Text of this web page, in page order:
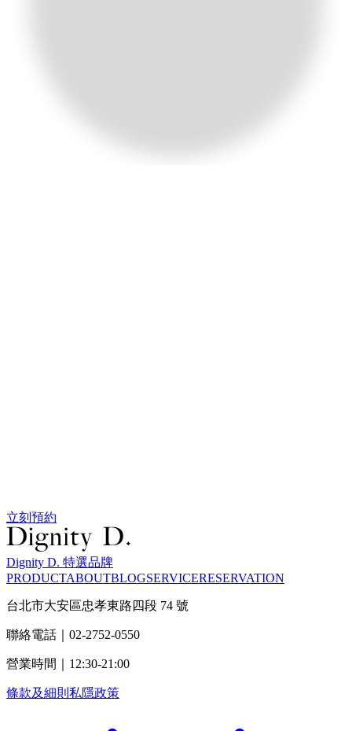
立刻預約
Dignity D. 特選品牌
PRODUCTABOUTBLOGSERVICERESERVATION
台北市大安區忠孝東路四段 74 號
聯絡電話｜02-2752-0550
營業時間｜12:30-21:00
條款及細則 私隱政策